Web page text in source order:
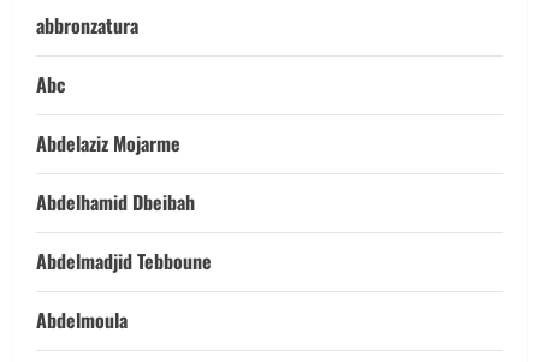
abbronzatura
Abc
Abdelaziz Mojarme
Abdelhamid Dbeibah
Abdelmadjid Tebboune
Abdelmoula